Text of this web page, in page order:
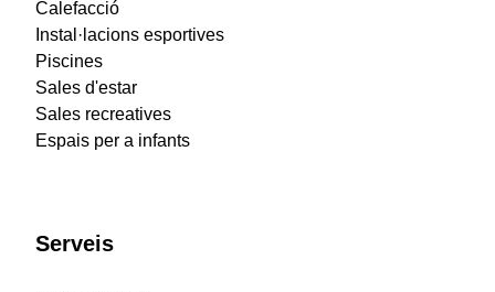
Calefacció
Instal·lacions esportives
Piscines
Sales d'estar
Sales recreatives
Espais per a infants
Serveis